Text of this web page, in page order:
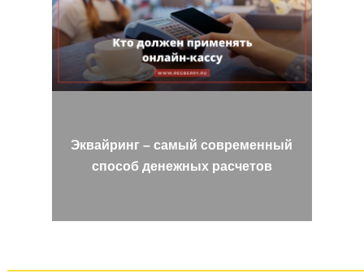
Эквайринг – самый современный
способ денежных расчетов